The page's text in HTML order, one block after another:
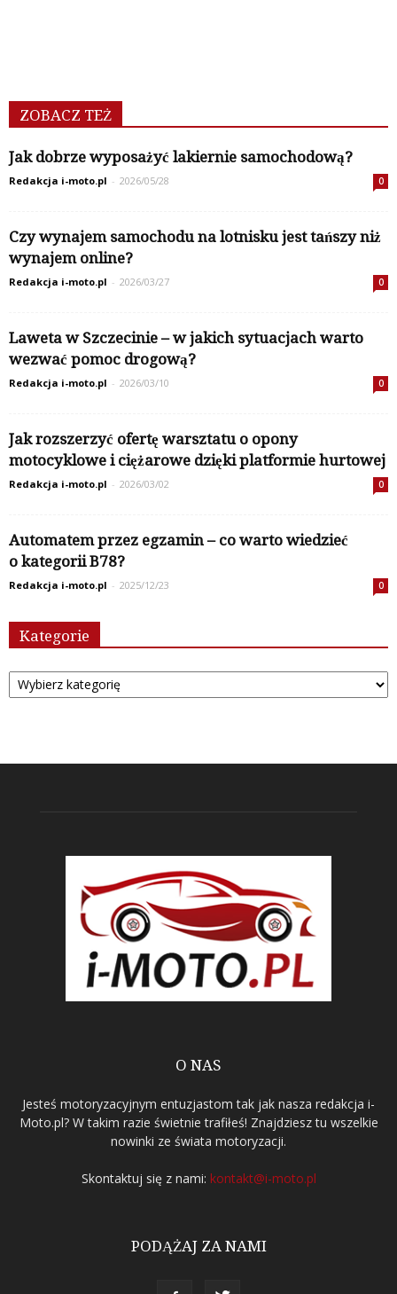
ZOBACZ TEŻ
Jak dobrze wyposażyć lakiernie samochodową?
Redakcja i-moto.pl - 2026/05/28 0
Czy wynajem samochodu na lotnisku jest tańszy niż
wynajem online?
Redakcja i-moto.pl - 2026/03/27 0
Laweta w Szczecinie – w jakich sytuacjach warto
wezwać pomoc drogową?
Redakcja i-moto.pl - 2026/03/10 0
Jak rozszerzyć ofertę warsztatu o opony
motocyklowe i ciężarowe dzięki platformie hurtowej
Redakcja i-moto.pl - 2026/03/02 0
Automatem przez egzamin – co warto wiedzieć
o kategorii B78?
Redakcja i-moto.pl - 2025/12/23 0
Kategorie
Kategorie
O NAS
Jesteś motoryzacyjnym entuzjastom tak jak nasza redakcja i-
Moto.pl? W takim razie świetnie trafiłeś! Znajdziesz tu wszelkie
nowinki ze świata motoryzacji.
Skontaktuj się z nami: kontakt@i-moto.pl
PODĄŻAJ ZA NAMI